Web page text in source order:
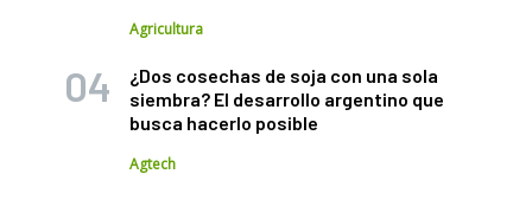
Agricultura
¿Dos cosechas de soja con una sola
siembra? El desarrollo argentino que
busca hacerlo posible
Agtech